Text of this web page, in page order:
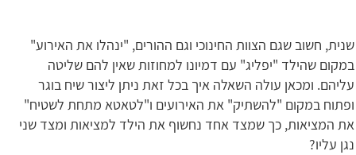
שנית, חשוב שגם הצוות החינוכי וגם ההורים, "ינהלו את האירוע"
במקום שהילד "יפליג" עם דמיונו למחוזות שאין להם שליטה
עליהם. ומכאן עולה השאלה איך בכל זאת ניתן ליצור שיח בוגר
ופתוח במקום "להשתיק" את האירועים ו"לטאטא מתחת לשטיח"
את המציאות, כך שמצד אחד נחשוף את הילד למציאות ומצד שני
נגן עליו?